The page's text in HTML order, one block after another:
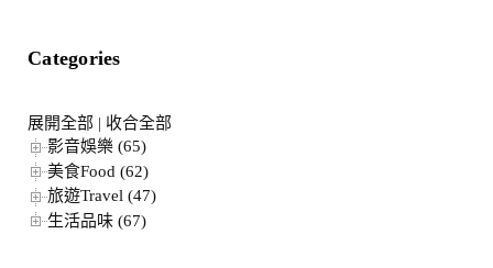
Categories
展開全部 | 收合全部
影音娛樂 (65)
美食Food (62)
旅遊Travel (47)
生活品味 (67)